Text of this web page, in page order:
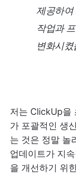
제공하
작업과
변화시켰
저는 ClickUp을
가 포괄적인 생
는 것은 정말 놀
업데이트가 지
을 개선하기 위